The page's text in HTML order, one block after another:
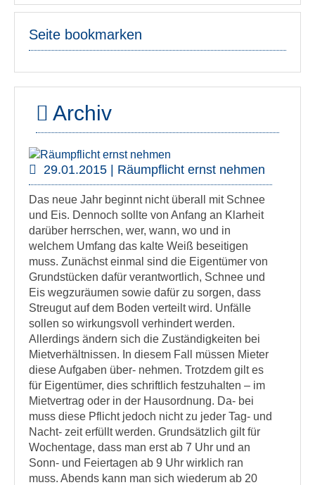
Seite bookmarken
Archiv
29.01.2015 | Räumpflicht ernst nehmen
Das neue Jahr beginnt nicht überall mit Schnee
und Eis. Dennoch sollte von Anfang an Klarheit
darüber herrschen, wer, wann, wo und in
welchem Umfang das kalte Weiß beseitigen
muss. Zunächst einmal sind die Eigentümer von
Grundstücken dafür verantwortlich, Schnee und
Eis wegzuräumen sowie dafür zu sorgen, dass
Streugut auf dem Boden verteilt wird. Unfälle
sollen so wirkungsvoll verhindert werden.
Allerdings ändern sich die Zuständigkeiten bei
Mietverhältnissen. In diesem Fall müssen Mieter
diese Aufgaben über- nehmen. Trotzdem gilt es
für Eigentümer, dies schriftlich festzuhalten – im
Mietvertrag oder in der Hausordnung. Da- bei
muss diese Pflicht jedoch nicht zu jeder Tag- und
Nacht- zeit erfüllt werden. Grundsätzlich gilt für
Wochentage, dass man erst ab 7 Uhr und an
Sonn- und Feiertagen ab 9 Uhr wirklich ran
muss. Abends kann man sich wiederum ab 20